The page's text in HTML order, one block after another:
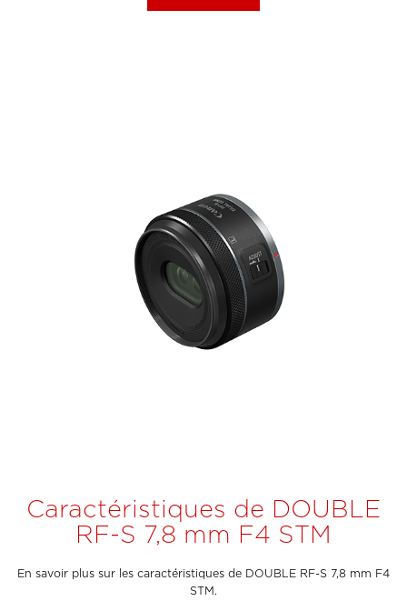
Caractéristiques de DOUBLE
RF-S 7,8 mm F4 STM
En savoir plus sur les caractéristiques de DOUBLE RF-S 7,8 mm F4
STM.